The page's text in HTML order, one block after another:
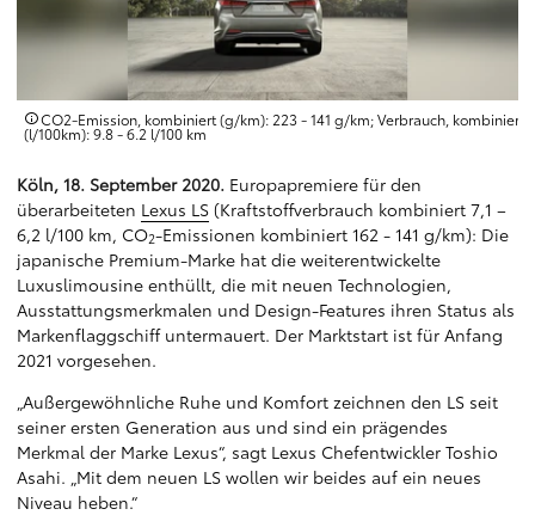
CO2-Emission, kombiniert (g/km): 223 - 141 g/km; Verbrauch, kombiniert
(l/100km): 9.8 - 6.2 l/100 km
Köln, 18. September 2020. Europapremiere für den
überarbeiteten Lexus LS (Kraftstoffverbrauch kombiniert 7,1 –
6,2 l/100 km, CO2-Emissionen kombiniert 162 - 141 g/km): Die
japanische Premium-Marke hat die weiterentwickelte
Luxuslimousine enthüllt, die mit neuen Technologien,
Ausstattungsmerkmalen und Design-Features ihren Status als
Markenflaggschiff untermauert. Der Marktstart ist für Anfang
2021 vorgesehen.
„Außergewöhnliche Ruhe und Komfort zeichnen den LS seit
seiner ersten Generation aus und sind ein prägendes
Merkmal der Marke Lexus“, sagt Lexus Chefentwickler Toshio
Asahi. „Mit dem neuen LS wollen wir beides auf ein neues
Niveau heben.“